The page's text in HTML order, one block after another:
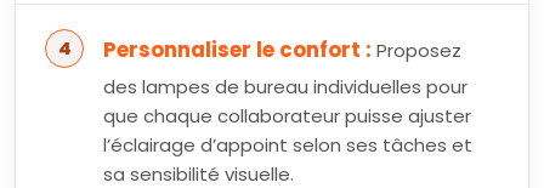
Personnaliser le confort : Proposez
des lampes de bureau individuelles pour
que chaque collaborateur puisse ajuster
l’éclairage d’appoint selon ses tâches et
sa sensibilité visuelle.